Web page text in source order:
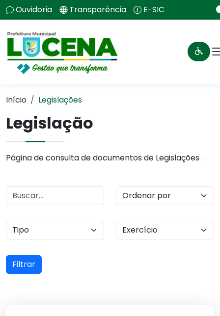
Ouvidoria Transparência E-SIC
Início Legislações
Legislação
Página de consulta de documentos de Legislações .
Filtrar